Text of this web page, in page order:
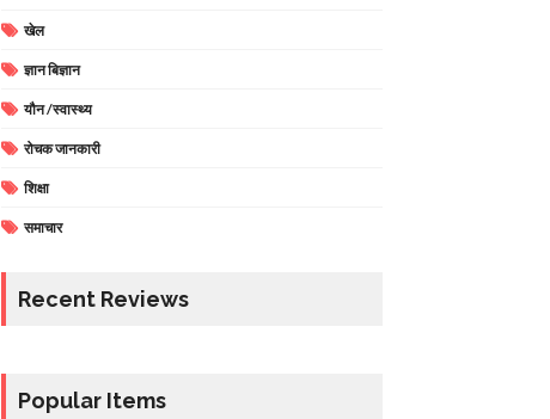
खेल
ज्ञान बिज्ञान
यौन /स्वास्थ्य
रोचक जानकारी
शिक्षा
समाचार
Recent Reviews
Popular Items